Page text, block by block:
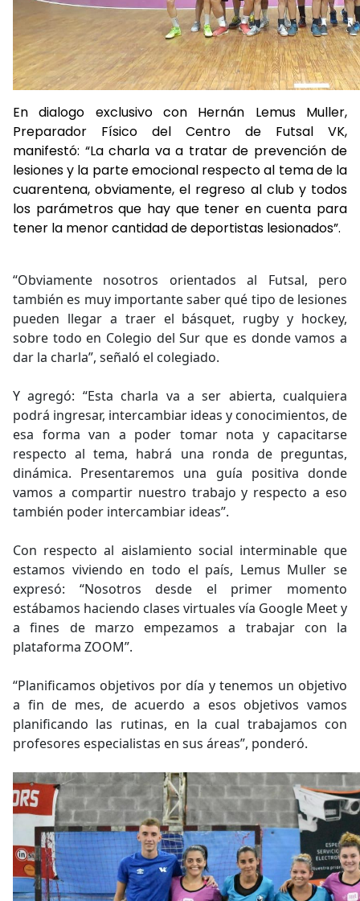
En dialogo exclusivo con Hernán Lemus Muller,
Preparador Físico del Centro de Futsal VK,
manifestó: “La charla va a tratar de prevención de
lesiones y la parte emocional respecto al tema de la
cuarentena, obviamente, el regreso al club y todos
los parámetros que hay que tener en cuenta para
tener la menor cantidad de deportistas lesionados”.
“Obviamente nosotros orientados al Futsal, pero
también es muy importante saber qué tipo de lesiones
pueden llegar a traer el básquet, rugby y hockey,
sobre todo en Colegio del Sur que es donde vamos a
dar la charla”, señaló el colegiado.
Y agregó: “Esta charla va a ser abierta, cualquiera
podrá ingresar, intercambiar ideas y conocimientos, de
esa forma van a poder tomar nota y capacitarse
respecto al tema, habrá una ronda de preguntas,
dinámica. Presentaremos una guía positiva donde
vamos a compartir nuestro trabajo y respecto a eso
también poder intercambiar ideas”.
Con respecto al aislamiento social interminable que
estamos viviendo en todo el país, Lemus Muller se
expresó: “Nosotros desde el primer momento
estábamos haciendo clases virtuales vía Google Meet y
a fines de marzo empezamos a trabajar con la
plataforma ZOOM”.
“Planificamos objetivos por día y tenemos un objetivo
a fin de mes, de acuerdo a esos objetivos vamos
planificando las rutinas, en la cual trabajamos con
profesores especialistas en sus áreas”, ponderó.